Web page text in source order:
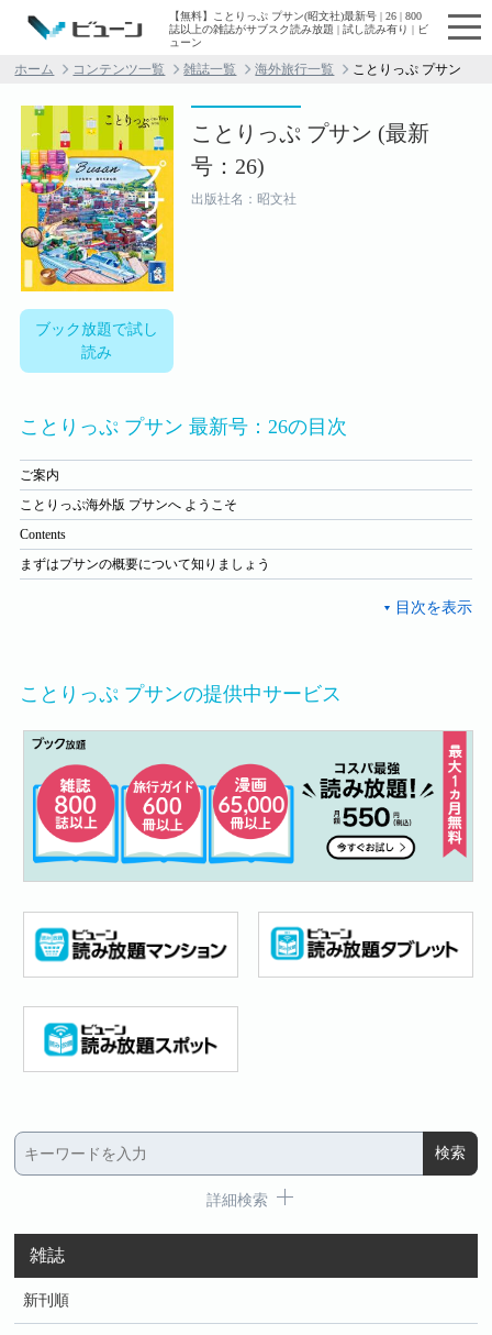
【無料】ことりっぷ プサン(昭文社)最新号 | 26 | 800
誌以上の雑誌がサブスク読み放題 | 試し読み有り | ビ
ューン
ホーム コンテンツ一覧 雑誌一覧 海外旅行一覧 ことりっぷ プサン
ブック放題で試し
読み
ことりっぷ プサン (最新
号：26)
出版社名：昭文社
ことりっぷ プサン 最新号：26の目次
ご案内
ことりっぷ海外版 プサンへ ようこそ
Contents
まずはプサンの概要について知りましょう
ことりっぷ プサンの提供中サービス
詳細検索
雑誌
新刊順